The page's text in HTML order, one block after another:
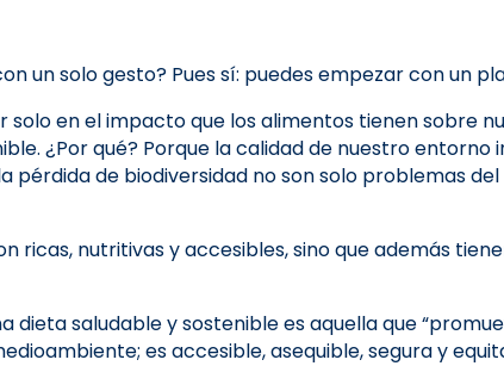
un solo gesto? Pues sí: puedes empezar con un
en el impacto que los alimentos tienen sobre
¿Por qué? Porque la calidad de nuestro
de biodiversidad no son solo problemas
ricas, nutritivas y accesibles, sino que además
dieta saludable y sostenible es aquella que
es accesible, asequible, segura y